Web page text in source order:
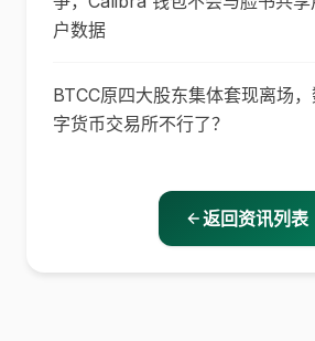
户数据
BTCC原四大股东集体套现离场
字货币交易所不行了？
返回资讯列表